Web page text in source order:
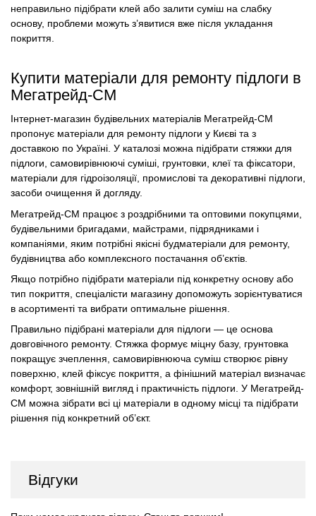
неправильно підібрати клей або залити суміш на слабку
основу, проблеми можуть з’явитися вже після укладання
покриття.
Купити матеріали для ремонту підлоги в
Мегатрейд-СМ
Інтернет-магазин будівельних матеріалів Мегатрейд-СМ
пропонує матеріали для ремонту підлоги у Києві та з
доставкою по Україні. У каталозі можна підібрати стяжки для
підлоги, самовирівнюючі суміші, грунтовки, клеї та фіксатори,
матеріали для гідроізоляції, промислові та декоративні підлоги,
засоби очищення й догляду.
Мегатрейд-СМ працює з роздрібними та оптовими покупцями,
будівельними бригадами, майстрами, підрядниками і
компаніями, яким потрібні якісні будматеріали для ремонту,
будівництва або комплексного постачання об’єктів.
Якщо потрібно підібрати матеріали під конкретну основу або
тип покриття, спеціалісти магазину допоможуть зорієнтуватися
в асортименті та вибрати оптимальне рішення.
Правильно підібрані матеріали для підлоги — це основа
довговічного ремонту. Стяжка формує міцну базу, грунтовка
покращує зчеплення, самовирівнююча суміш створює рівну
поверхню, клей фіксує покриття, а фінішний матеріал визначає
комфорт, зовнішній вигляд і практичність підлоги. У Мегатрейд-
СМ можна зібрати всі ці матеріали в одному місці та підібрати
рішення під конкретний об’єкт.
Відгуки